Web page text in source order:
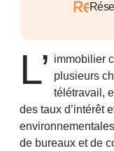
L’ immobilier
plusieurs
télétravail,
des taux d’intérêt
de bureaux et de